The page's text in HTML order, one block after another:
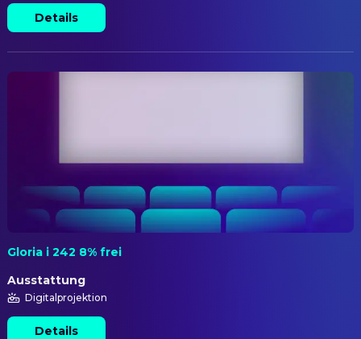
Details
Gloria i 242 8% frei
Ausstattung
Digitalprojektion
Details